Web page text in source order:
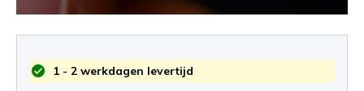
1 - 2 werkdagen levertijd